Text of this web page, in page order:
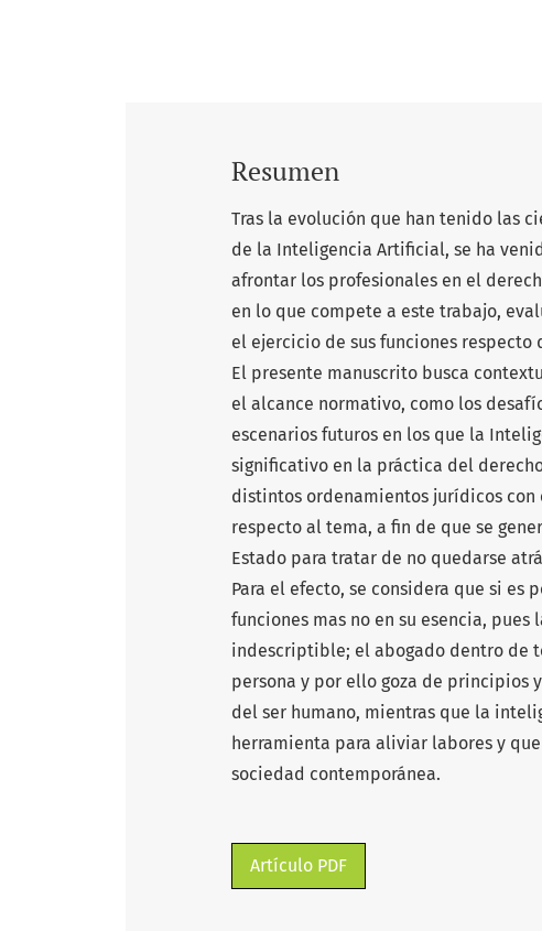
Resumen
Tras la evolución que han tenido las
de la Inteligencia Artificial, se ha
afrontar los profesionales en el
en lo que compete a este trabajo,
el ejercicio de sus funciones respecto
El presente manuscrito busca
el alcance normativo, como los
escenarios futuros en los que la
significativo en la práctica del
distintos ordenamientos jurídicos
respecto al tema, a fin de que se
Estado para tratar de no quedarse
Para el efecto, se considera que si
funciones mas no en su esencia,
indescriptible; el abogado dentro de
persona y por ello goza de principios
del ser humano, mientras que la
herramienta para aliviar labores y
sociedad contemporánea.
Artículo PDF